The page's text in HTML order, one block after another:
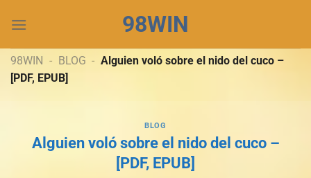
đến
dung
98WIN
98WIN - BLOG - Alguien voló sobre el nido del cuco –
[PDF, EPUB]
BLOG
Alguien voló sobre el nido del cuco –
[PDF, EPUB]